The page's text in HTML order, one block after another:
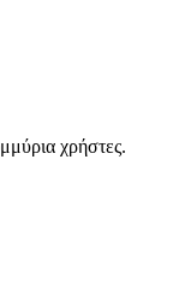
χρήστες.